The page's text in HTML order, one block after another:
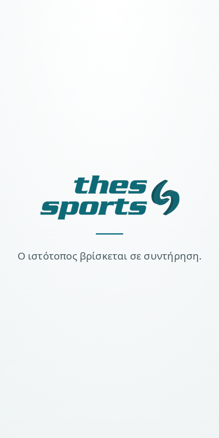
Ο ιστότοπος βρίσκεται σε συντήρηση.